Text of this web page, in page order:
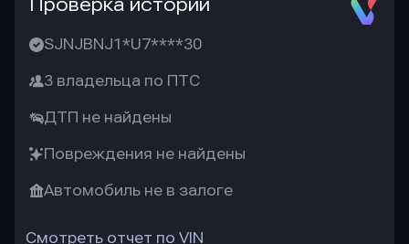
SJNJBNJ1*U7****30
3 владельца по ПТС
ДТП не найдены
Повреждения не найдены
Автомобиль не в залоге
Смотреть отчет по VIN